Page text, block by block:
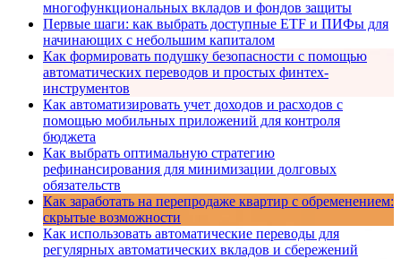
многофункциональных вкладов и фондов защиты
Первые шаги: как выбрать доступные ETF и ПИФы для
начинающих с небольшим капиталом
Как формировать подушку безопасности с помощью
автоматических переводов и простых финтех-
инструментов
Как автоматизировать учет доходов и расходов с
помощью мобильных приложений для контроля
бюджета
Как выбрать оптимальную стратегию
рефинансирования для минимизации долговых
обязательств
Как заработать на перепродаже квартир с обременением:
скрытые возможности
Как использовать автоматические переводы для
регулярных автоматических вкладов и сбережений